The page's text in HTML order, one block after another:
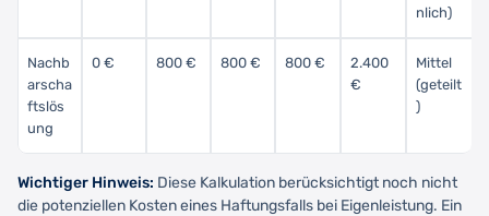
nlich)
Nachb
arscha
ftslös
ung
0 € 800 € 800 € 800 €
2.400
€
Mittel
(geteilt
)
Wichtiger Hinweis: Diese Kalkulation berücksichtigt noch nicht
die potenziellen Kosten eines Haftungsfalls bei Eigenleistung. Ein